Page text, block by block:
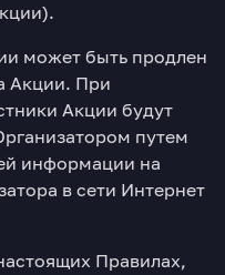
может быть продлен
Акции. При
Акции будут
путем
информации на
в сети Интернет
Правилах,